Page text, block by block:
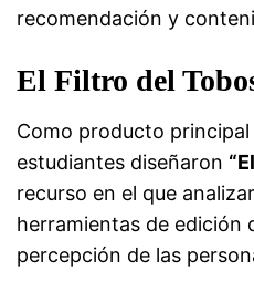
recomendación y
El Filtro del
Como producto
estudiantes diseñaron
recurso en el que
herramientas de edición
percepción de las